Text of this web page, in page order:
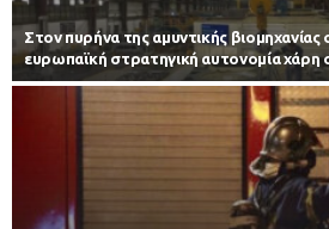
Στον πυρήνα της αμυντικής βιομηχανίας
ευρωπαϊκή στρατηγική αυτονομία χάρη